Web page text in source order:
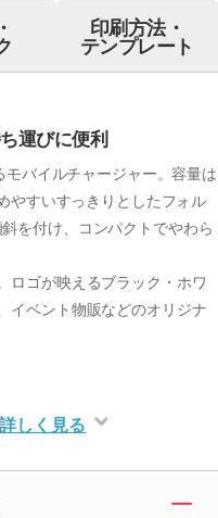
印刷方法・
テンプレート
運びに便利
バイルチャージャー。容量は
やすいすっきりとしたフォル
を付け、コンパクトでやわら
ロゴが映えるブラック・ホワ
イベント物販などのオリジナ
しく見る